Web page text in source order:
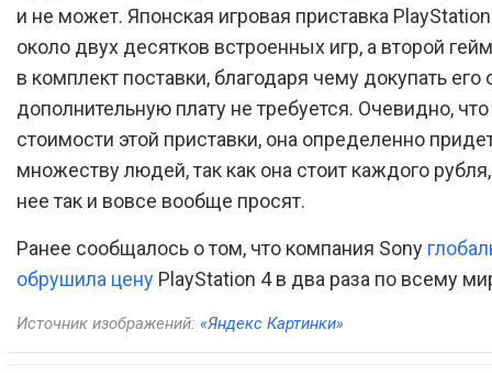
и не может. Японская игровая приставка
около двух десятков встроенных игр, а второй
в комплект поставки, благодаря чему докупать его
дополнительную плату не требуется. Очевидно,
стоимости этой приставки, она определенно
множеству людей, так как она стоит каждого
нее так и вовсе вообще просят.
Ранее сообщалось о том, что компания Sony
обрушила цену PlayStation 4 в два раза по всему
Источник изображений: «Яндекс Картинки»